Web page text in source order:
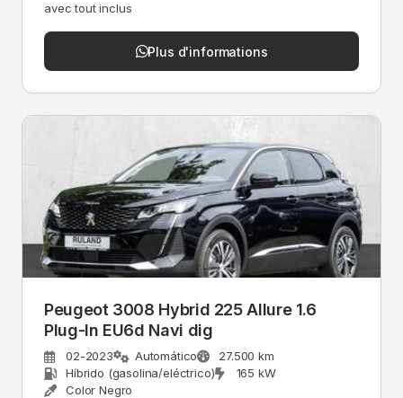
avec tout inclus
Plus d'informations
Peugeot 3008 Hybrid 225 Allure 1.6
Plug-In EU6d Navi dig
02-2023 Automático
27.500 km
Híbrido (gasolina/eléctrico)
165 kW
Color Negro